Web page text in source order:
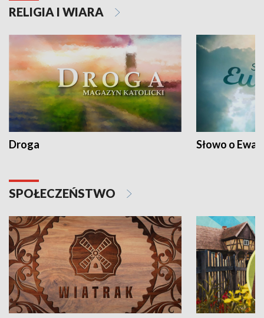
RELIGIA I WIARA
Droga Słowo o
SPOŁECZEŃSTWO